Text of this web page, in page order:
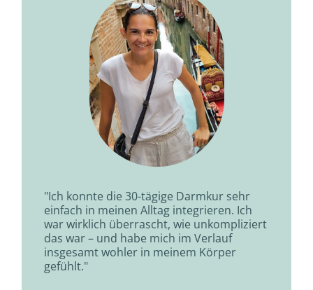
"Ich konnte die 30-tägige Darmkur sehr
einfach in meinen Alltag integrieren. Ich
war wirklich überrascht, wie unkompliziert
das war – und habe mich im Verlauf
insgesamt wohler in meinem Körper
gefühlt."